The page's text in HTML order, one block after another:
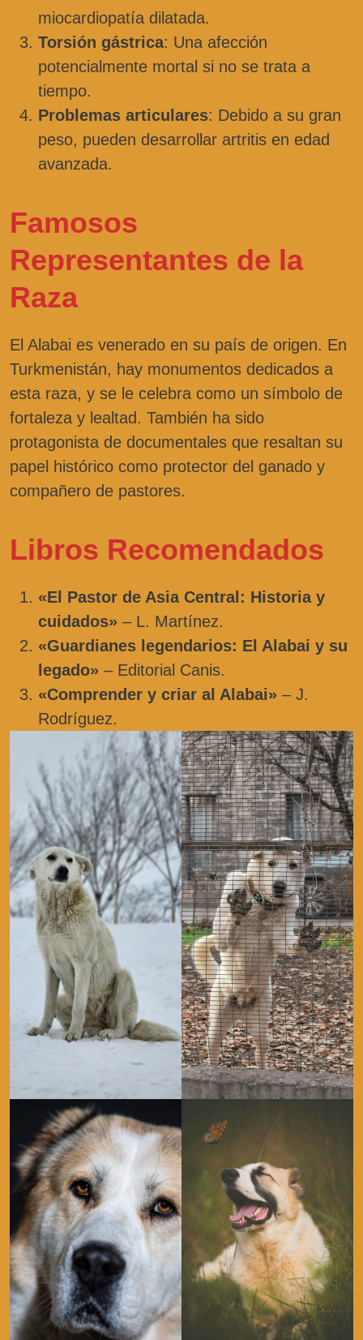
miocardiopatía dilatada.
Torsión gástrica: Una afección
potencialmente mortal si no se trata a
tiempo.
Problemas articulares: Debido a su gran
peso, pueden desarrollar artritis en edad
avanzada.
Famosos
Representantes de la
Raza
El Alabai es venerado en su país de origen. En
Turkmenistán, hay monumentos dedicados a
esta raza, y se le celebra como un símbolo de
fortaleza y lealtad. También ha sido
protagonista de documentales que resaltan su
papel histórico como protector del ganado y
compañero de pastores.
Libros Recomendados
«El Pastor de Asia Central: Historia y
cuidados» – L. Martínez.
«Guardianes legendarios: El Alabai y su
legado» – Editorial Canis.
«Comprender y criar al Alabai» – J.
Rodríguez.